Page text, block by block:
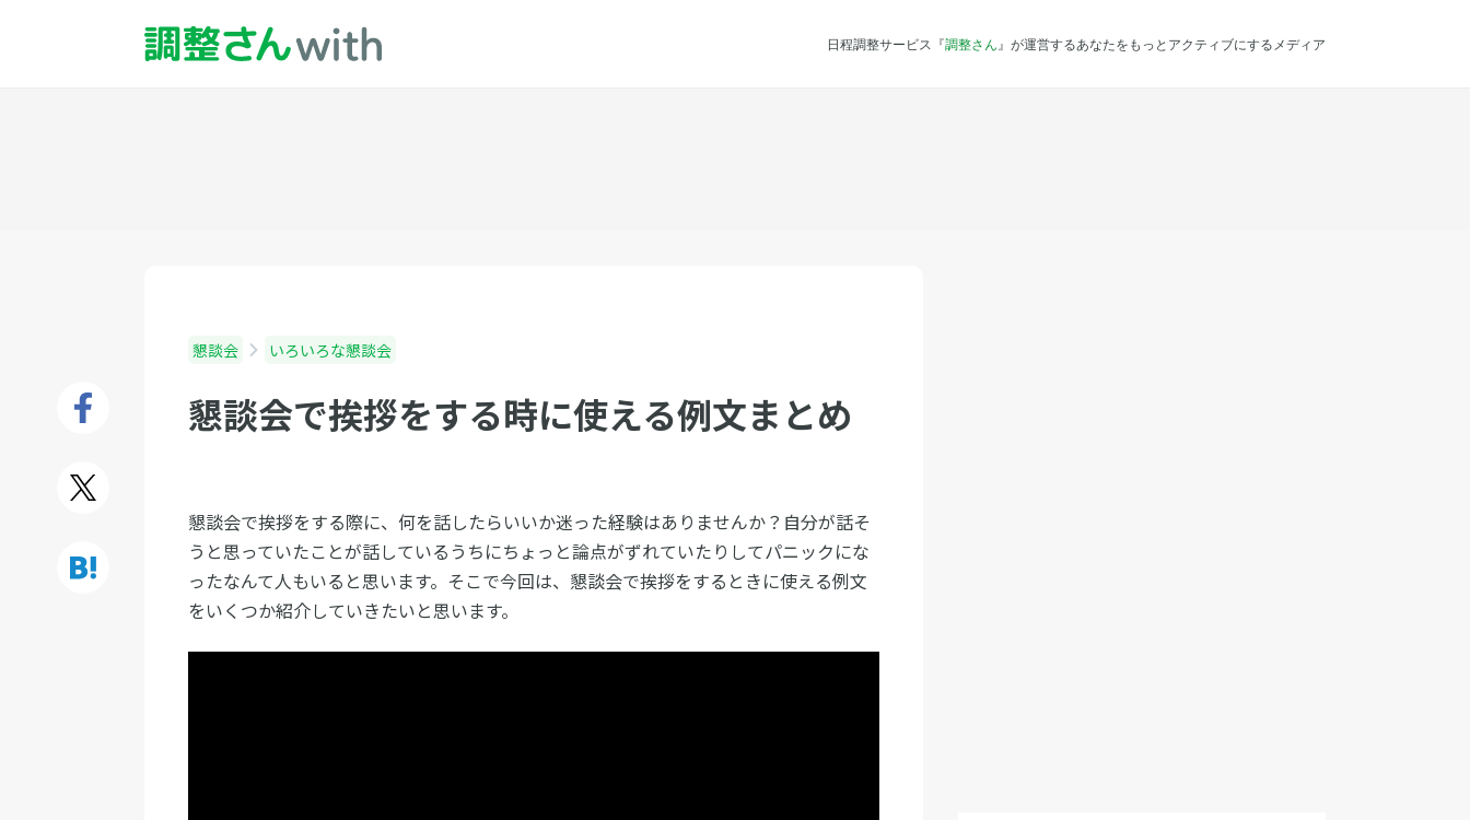
日程調整サービス『調整さん 』が運営するあなたをもっとアクティブにするメディア
懇談会 いろいろな懇談会
懇談会で挨拶をする時に使える例文まとめ
懇談会で挨拶をする際に、何を話したらいいか迷った経験はありませんか？自分が話そ
うと思っていたことが話しているうちにちょっと論点がずれていたりしてパニックにな
ったなんて人もいると思います。そこで今回は、懇談会で挨拶をするときに使える例文
をいくつか紹介していきたいと思います。